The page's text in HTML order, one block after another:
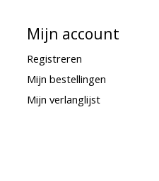
Mijn account
Registreren
Mijn bestellingen
Mijn verlanglijst